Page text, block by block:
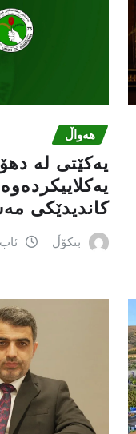
هەواڵ
یەکێتی لە
کاندیدێکی
بنکۆڵ ئاب 6, 2026